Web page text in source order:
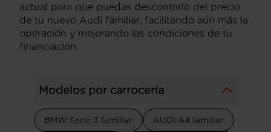
actual para que puedas descontarlo del precio
de tu nuevo Audi familiar, facilitando aún más la
operación y mejorando las condiciones de tu
financiación.
Modelos por carrocería
BMW Serie 3 familiar AUDI A4 familiar